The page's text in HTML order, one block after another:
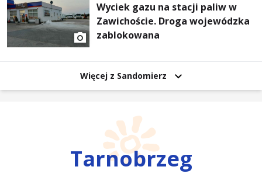
Wyciek gazu na stacji paliw w
Zawichoście. Droga wojewódzka
zablokowana
Więcej z Sandomierz
Tarnobrzeg